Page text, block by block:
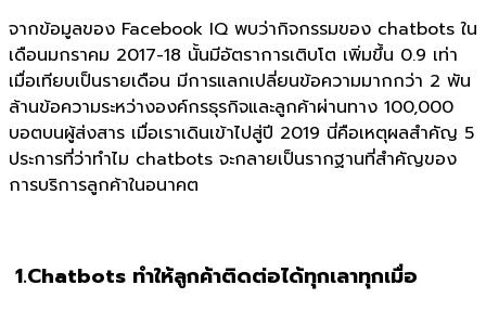
จากข้อมูลของ Facebook IQ พบว่ากิจกรรมของ chatbots ใน
เดือนมกราคม 2017-18 นั้นมีอัตราการเติบโต เพิ่มขึ้น 0.9 เท่า
เมื่อเทียบเป็นรายเดือน มีการแลกเปลี่ยนข้อความมากกว่า 2 พัน
ล้านข้อความระหว่างองค์กรธุรกิจและลูกค้าผ่านทาง 100,000
บอตบนผู้ส่งสาร เมื่อเราเดินเข้าไปสู่ปี 2019 นี่คือเหตุผลสำคัญ 5
ประการที่ว่าทำไม chatbots จะกลายเป็นรากฐานที่สำคัญของ
การบริการลูกค้าในอนาคต
1.Chatbots ทำให้ลูกค้าติดต่อได้ทุกเลาทุกเมื่อ